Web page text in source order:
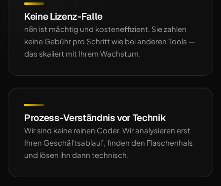
Keine Lizenz-Falle
n8n ist mächtig und kosteneffizient. Sie zahlen
keine Gebühr pro Schritt wie bei anderen Tools —
das skaliert mit Ihrem Wachstum.
Prozess-Verständnis vor Technik
Wir sind keine reinen Coder. Wir analysieren erst
Ihren Geschäftsablauf, finden den Flaschenhals
und lösen ihn dann technisch.